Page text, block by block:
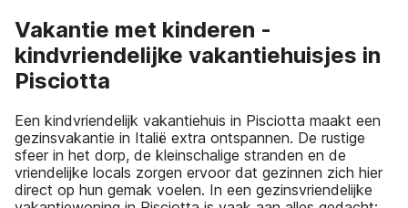
Vakantie met kinderen -
kindvriendelijke vakantiehuisjes in
Pisciotta
Een kindvriendelijk vakantiehuis in Pisciotta maakt een
gezinsvakantie in Italië extra ontspannen. De rustige
sfeer in het dorp, de kleinschalige stranden en de
vriendelijke locals zorgen ervoor dat gezinnen zich hier
direct op hun gemak voelen. In een gezinsvriendelijke